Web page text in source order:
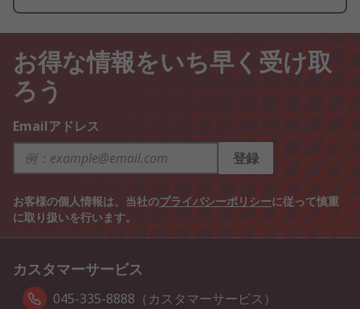
お得な情報をいち早く受け取
ろう
Emailアドレス
登録
お客様の個人情報は、当社のプライバシーポリシーに従って慎重
に取り扱いを行います。
カスタマーサービス
045-335-8888（カスタマーサービス）